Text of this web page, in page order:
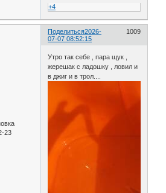
+4
Поделиться 1009
2026-
07-07 08:52:15
23
Утро так себе , пара щук ,
жерешак с ладошку , ловил и
в джиг и в трол....